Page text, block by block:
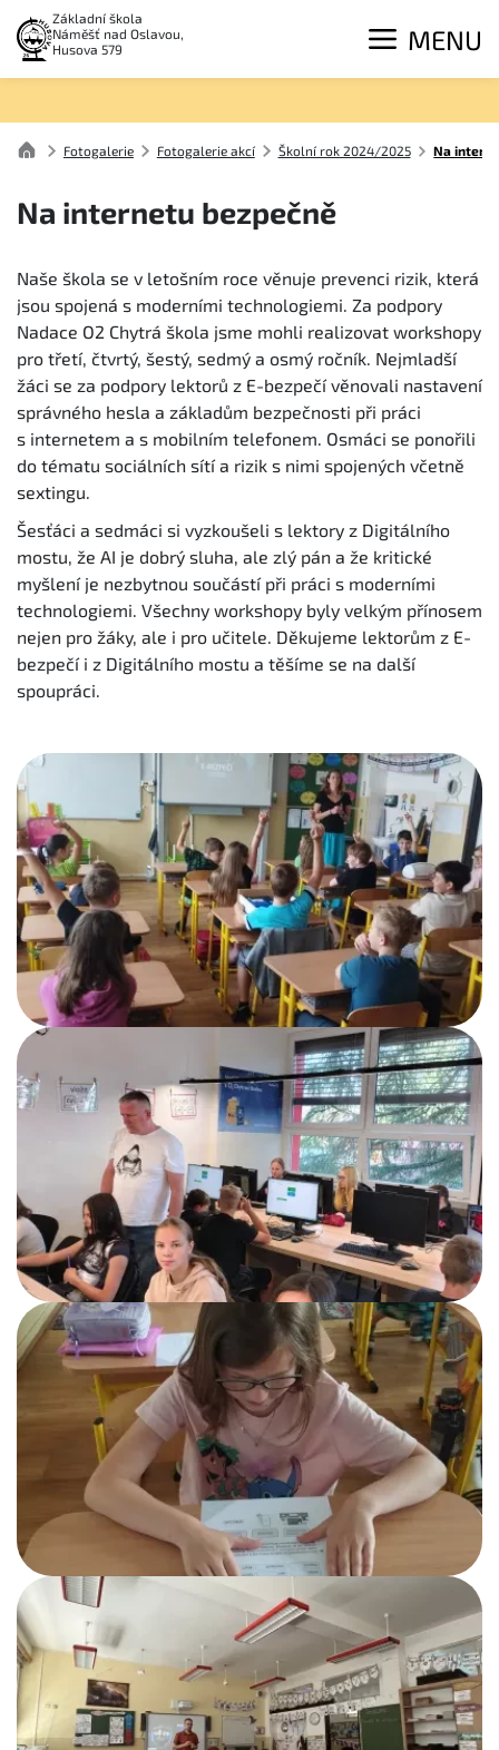
Základní škola
Náměšť nad Oslavou,
Husova 579
MENU
Fotogalerie Fotogalerie akcí Školní rok 2024/2025 Na
Na internetu bezpečně
Naše škola se v letošním roce věnuje prevenci rizik, která
jsou spojená s moderními technologiemi. Za podpory
Nadace O2 Chytrá škola jsme mohli realizovat workshopy
pro třetí, čtvrtý, šestý, sedmý a osmý ročník. Nejmladší
žáci se za podpory lektorů z E-bezpečí věnovali nastavení
správného hesla a základům bezpečnosti při práci
s internetem a s mobilním telefonem. Osmáci se ponořili
do tématu sociálních sítí a rizik s nimi spojených včetně
sextingu.
Šesťáci a sedmáci si vyzkoušeli s lektory z Digitálního
mostu, že AI je dobrý sluha, ale zlý pán a že kritické
myšlení je nezbytnou součástí při práci s moderními
technologiemi. Všechny workshopy byly velkým přínosem
nejen pro žáky, ale i pro učitele. Děkujeme lektorům z E-
bezpečí i z Digitálního mostu a těšíme se na další
spoupráci.